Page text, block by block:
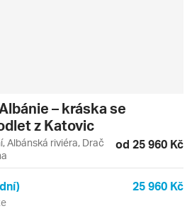
– kráska se
z Katovic
Albánská riviéra, Drač
od 25 960 Kč
25 960 Kč